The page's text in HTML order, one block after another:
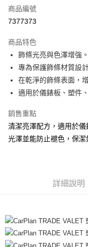
合作金庫商業銀行
上海商業儲蓄銀行
臺灣中小企業銀行
匯豐（台灣）商業銀行
聯邦商業銀行
元大商業銀行
玉山商業銀行
台灣樂天信用卡公司
LINE Pay
Apple Pay
街口支付
悠遊付
Google Pay
相關說明
【關於「AFTEE先享後付」
AFTEE先享後付是「在收
便利好安心！
【「AFTEE先享後付」結帳
２．訂單成立數日內，您將
３．收到繳費通知簡訊後14
ATM／網路銀行／等多元方
※ 請注意：結帳手續完成當
ATM付款
每筆NT$100，滿
每筆NT$300
付款後門市自取
商品編號
7377373
商品特色
飾條光亮與色澤增強。
專為保護飾條材質設
在乾淨的飾條表面，
適用於儀錶板、塑件
銷售重點
清潔亮澤配方，適用於
光澤並能防止褪色，保潔
詳細說明